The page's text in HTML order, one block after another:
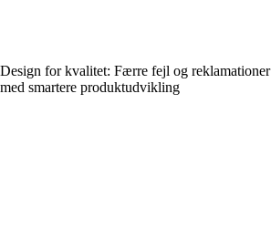
Design for kvalitet: Færre fejl og reklamationer
med smartere produktudvikling